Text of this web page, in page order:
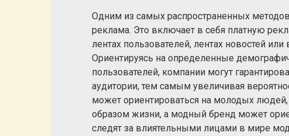
Одним из самых распространенных
реклама. Это включает в себя платную
лентах пользователей, лентах новостей
Ориентируясь на определенные
пользователей, компании могут
аудитории, тем самым увеличивая
может ориентироваться на молодых
образом жизни, а модный бренд может
следят за влиятельными лицами в мире